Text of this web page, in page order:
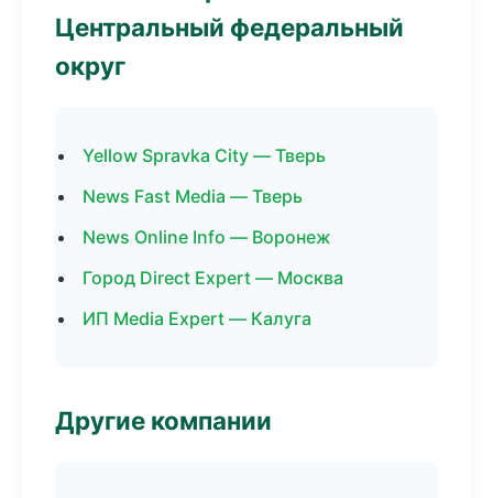
Центральный федеральный
округ
Yellow Spravka City — Тверь
News Fast Media — Тверь
News Online Info — Воронеж
Город Direct Expert — Москва
ИП Media Expert — Калуга
Другие компании